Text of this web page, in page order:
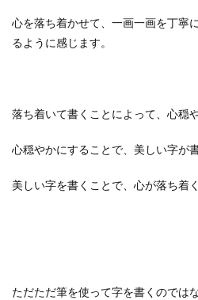
心を落ち着かせて、一画一画を丁寧
るように感じます。
落ち着いて書くことによって、心穏や
心穏やかにすることで、美しい字が書
美しい字を書くことで、心が落ち着く
ただただ筆を使って字を書くのではな